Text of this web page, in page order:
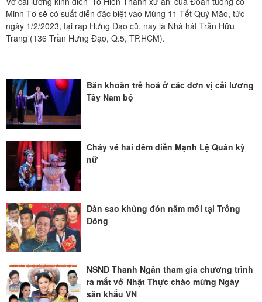
Minh Tơ sẽ có suất diễn đặc biệt vào Mùng 11 Tết Quý Mão, tức
ngày 1/2/2023, tại rạp Hưng Đạo cũ, nay là Nhà hát Trần Hữu
Trang (136 Trần Hưng Đạo, Q.5, TP.HCM).
Băn khoăn trẻ hoá ở các đơn vị cải lương
Tây Nam bộ
Cháy vé hai đêm diễn Mạnh Lệ Quân kỳ
nữ
Dàn sao khủng đón năm mới tại Trống
Đồng
NSND Thanh Ngân tham gia chương trình
ra mắt vở Nhật Thực chào mừng Ngày
sân khấu VN